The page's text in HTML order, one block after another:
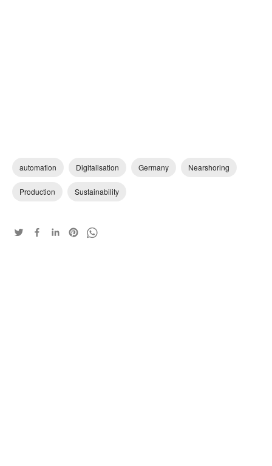
automation Digitalisation Germany Nearshoring
Production Sustainability